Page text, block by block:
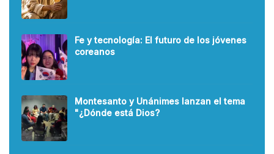
Fe y tecnología: El futuro de los jóvenes
coreanos
Montesanto y Unánimes lanzan el tema
"¿Dónde está Dios?